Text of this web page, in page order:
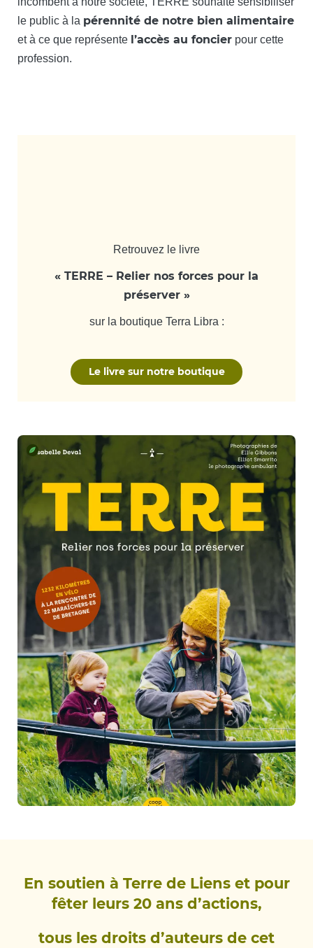
le public à la pérennité de notre bien alimentaire
et à ce que représente l’accès au foncier pour cette
profession.
Retrouvez le livre
« TERRE – Relier nos forces pour la
préserver »
sur la boutique Terra Libra :
Le livre sur notre boutique
En soutien à Terre de Liens et pour
fêter leurs 20 ans d’actions,
tous les droits d’auteurs de cet